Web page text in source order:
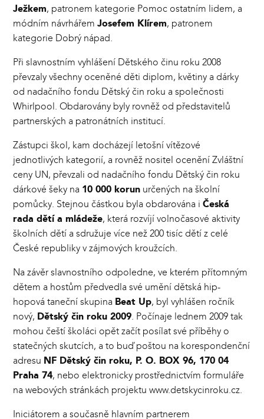
Ježkem, patronem kategorie Pomoc ostatním lidem, a
módním návrhářemJosefem Klírem, patronem
kategorie Dobrý nápad.
Při slavnostním vyhlášení Dětského činu roku 2008
převzaly všechny oceněné děti diplom, květiny a dárky
od nadačního fondu Dětský čin roku a společnosti
Whirlpool. Obdarovány byly rovněž od představitelů
partnerských a patronátních institucí.
Zástupci škol, kam docházejí letošní vítězové
jednotlivých kategorií, a rovněž nositel ocenění Zvláštní
ceny UN, převzali od nadačního fondu Dětský čin roku
dárkové šeky na 10 000 korun určených na školní
pomůcky. Stejnou částkou byla obdarována iČeská
rada dětí a mládeže, která rozvíjí volnočasové aktivity
školních dětí a sdružuje více než 200 tisíc dětí z celé
České republiky v zájmových kroužcích.
Na závěr slavnostního odpoledne, ve kterém přítomným
dětem a hostům předvedla své umění dětská hip-
hopová taneční skupina Beat Up, byl vyhlášen ročník
nový, Dětský čin roku 2009. Počínaje lednem 2009 tak
mohou čeští školáci opět začít posílat své příběhy o
statečných skutcích, a to buď poštou na korespondenční
adresu NF Dětský čin roku, P. O. BOX 96, 170 04
Praha 74, nebo elektronicky prostřednictvím formuláře
na webových stránkách projektu www.detskycinroku.cz.
Iniciátorem a současně hlavním partnerem